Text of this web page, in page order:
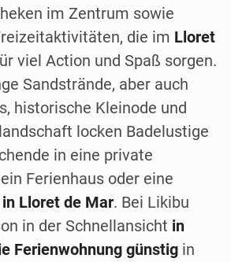
im Zentrum sowie
die im Lloret
viel Action und Spaß sorgen.
Sandstrände, aber auch
historische Kleinode und
locken Badelustige
in eine private
Ferienhaus oder eine
Lloret de Mar. Bei Likibu
in der Schnellansicht in
Ferienwohnung günstig in